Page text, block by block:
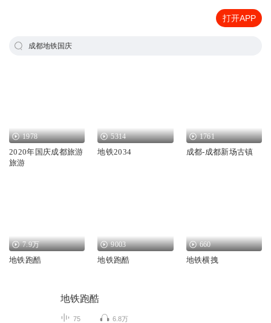
打开APP
成都地铁国庆
1978
2020年国庆成都旅游
旅游
5314
地铁2034
1761
成都-成都新场古镇
7.9万
地铁跑酷
9003
地铁跑酷
660
地铁横拽
地铁跑酷
75 6.8万